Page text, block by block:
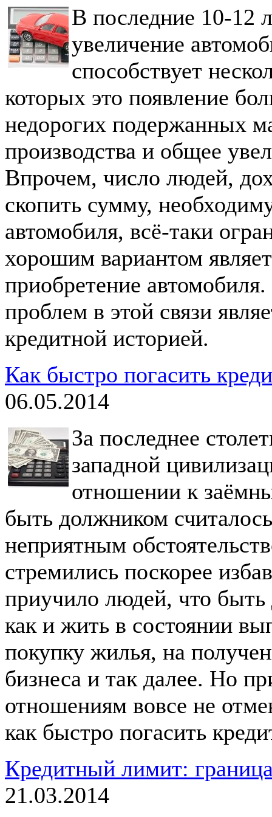
В последние 10-12
увеличение
способствует
которых это появление
недорогих подержанных
производства и общее
Впрочем, число людей,
скопить сумму,
автомобиля, всё-таки
хорошим вариантом
приобретение
проблем в этой связи
кредитной историей.
Как быстро погасить
06.05.2014
За последнее
западной
отношении к
быть должником
неприятным
стремились поскорее
приучило людей, что
как и жить в состоянии
покупку жилья, на
бизнеса и так далее. Но
отношениям вовсе не
как быстро погасить
Кредитный лимит:
21.03.2014